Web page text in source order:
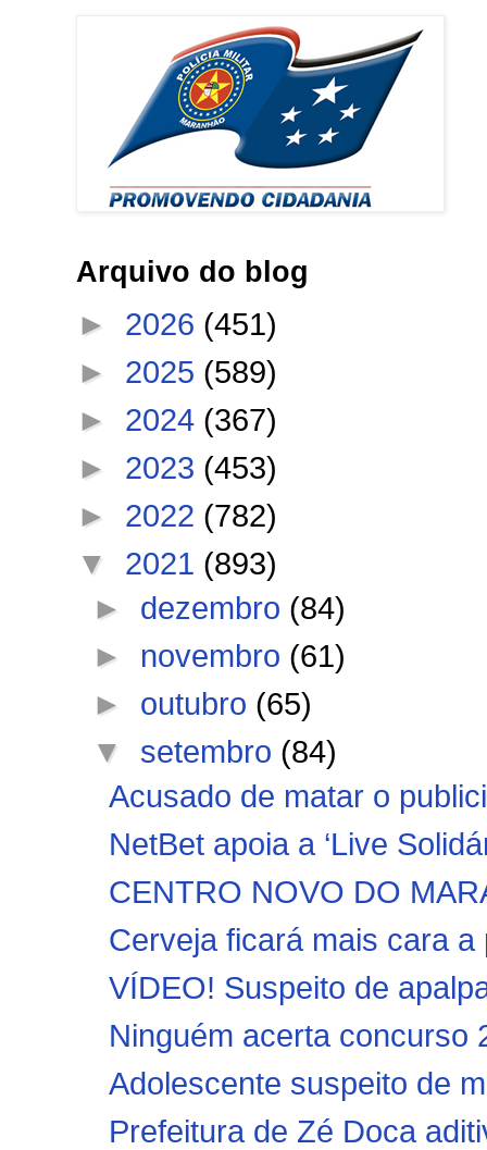
Arquivo do blog
► 2026 (451)
► 2025 (589)
► 2024 (367)
► 2023 (453)
► 2022 (782)
▼ 2021 (893)
► dezembro (84)
► novembro (61)
► outubro (65)
▼ setembro (84)
Acusado de matar o
NetBet apoia a ‘Live
CENTRO NOVO DO
Cerveja ficará mais cara
VÍDEO! Suspeito de
Ninguém acerta concurso
Adolescente suspeito de
Prefeitura de Zé Doca